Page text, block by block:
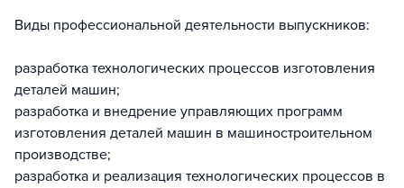
Виды профессиональной деятельности выпускников:
разработка технологических процессов изготовления
деталей машин;
разработка и внедрение управляющих программ
изготовления деталей машин в машиностроительном
производстве;
разработка и реализация технологических процессов в